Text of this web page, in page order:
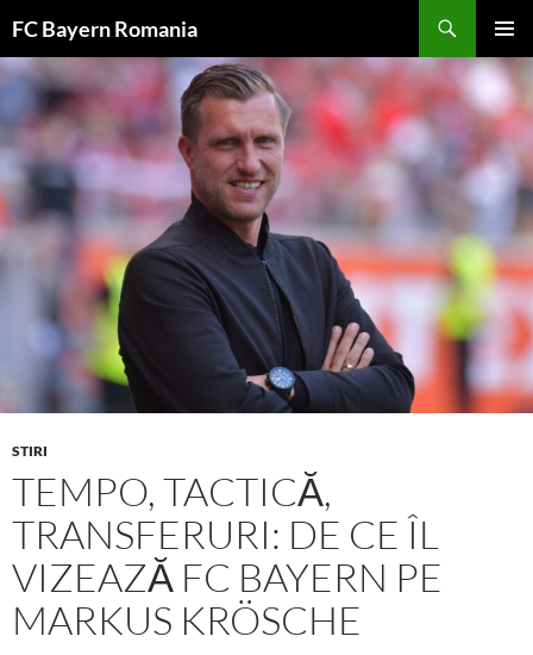
to
content
FC Bayern Romania
MENU
STIRI
TEMPO, TACTICĂ,
TRANSFERURI: DE CE ÎL
VIZEAZĂ FC BAYERN PE
MARKUS KRÖSCHE